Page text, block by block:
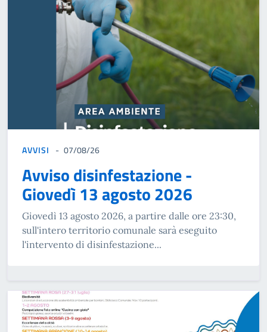
AVVISI 07/08/26
Avviso disinfestazione -
Giovedì 13 agosto 2026
Giovedì 13 agosto 2026, a partire dalle ore 23:30,
sull'intero territorio comunale sarà eseguito
l'intervento di disinfestazione...